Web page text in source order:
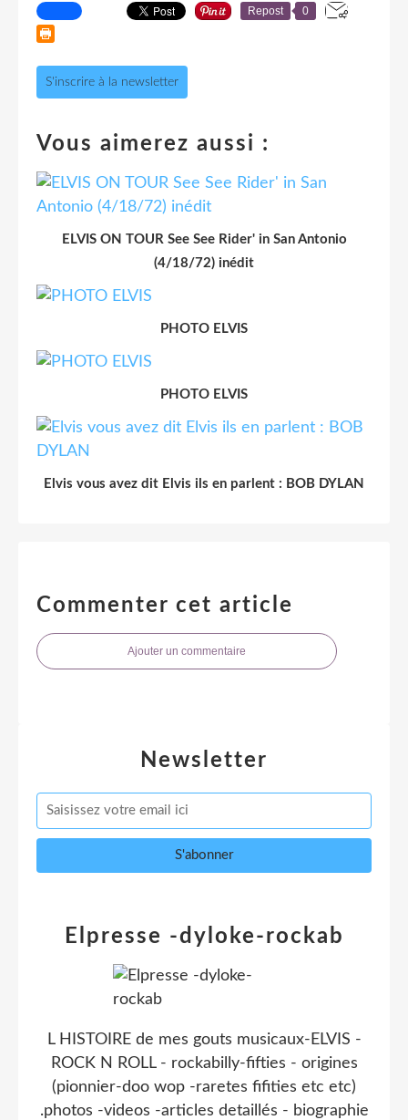
Repost 0
S'inscrire à la newsletter
Vous aimerez aussi :
ELVIS ON TOUR See See Rider' in San Antonio
(4/18/72) inédit
PHOTO ELVIS
PHOTO ELVIS
Elvis vous avez dit Elvis ils en parlent : BOB DYLAN
Commenter cet article
Ajouter un commentaire
Newsletter
Elpresse -dyloke-rockab
L HISTOIRE de mes gouts musicaux-ELVIS -
ROCK N ROLL - rockabilly-fifties - origines
(pionnier-doo wop -raretes fifities etc etc)
.photos -videos -articles detaillés - biographie